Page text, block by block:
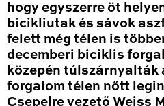
hogy egyszerre öt
bicikliutak és sávok
felett még télen is
decemberi biciklis
közepén túlszárnyalták
forgalom télen nőtt
Csepelre vezető Weiss